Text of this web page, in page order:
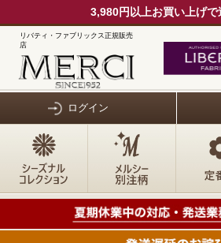
3,980円以上お買い上げで
リバティ・ファブリックス正規販売
店
ログイン